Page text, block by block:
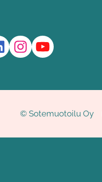
Instagram YouTube
© Sotemuotoilu Oy